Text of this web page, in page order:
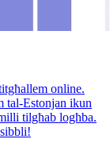
online.
tal-Estonjan ikun
tilgħab logħba.